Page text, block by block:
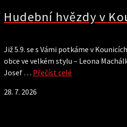
Hudební hvězdy v
Již 5.9. se s Vámi potkáme v
obce ve velkém stylu – Leona
Josef … Přečíst celé
28. 7. 2026